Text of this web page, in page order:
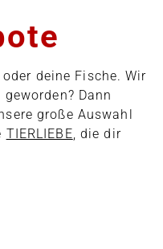
deine Fische. Wir
Dann
große Auswahl
TIERLIEBE, die dir